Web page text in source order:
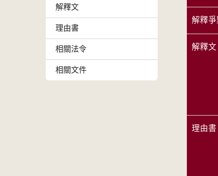
解釋文
理由書
相關法令
相關文件
解釋
解釋文
理由書